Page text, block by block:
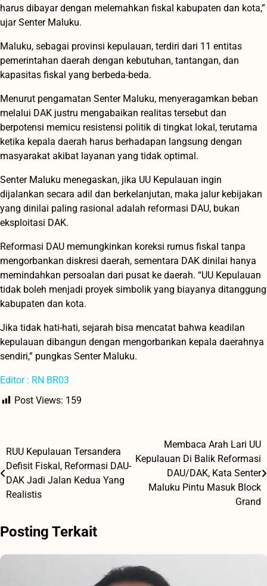
harus dibayar dengan melemahkan fiskal kabupaten dan kota,”
ujar Senter Maluku.
Maluku, sebagai provinsi kepulauan, terdiri dari 11 entitas
pemerintahan daerah dengan kebutuhan, tantangan, dan
kapasitas fiskal yang berbeda-beda.
Menurut pengamatan Senter Maluku, menyeragamkan beban
melalui DAK justru mengabaikan realitas tersebut dan
berpotensi memicu resistensi politik di tingkat lokal, terutama
ketika kepala daerah harus berhadapan langsung dengan
masyarakat akibat layanan yang tidak optimal.
Senter Maluku menegaskan, jika UU Kepulauan ingin
dijalankan secara adil dan berkelanjutan, maka jalur kebijakan
yang dinilai paling rasional adalah reformasi DAU, bukan
eksploitasi DAK.
Reformasi DAU memungkinkan koreksi rumus fiskal tanpa
mengorbankan diskresi daerah, sementara DAK dinilai hanya
memindahkan persoalan dari pusat ke daerah. “UU Kepulauan
tidak boleh menjadi proyek simbolik yang biayanya ditanggung
kabupaten dan kota.
Jika tidak hati-hati, sejarah bisa mencatat bahwa keadilan
kepulauan dibangun dengan mengorbankan kepala daerahnya
sendiri,” pungkas Senter Maluku.
Editor : RN BR03
Post Views: 159
Navigasi
pos
RUU Kepulauan Tersandera
Defisit Fiskal, Reformasi DAU-
DAK Jadi Jalan Kedua Yang
Realistis
Membaca Arah Lari UU
Kepulauan Di Balik Reformasi
DAU/DAK, Kata Senter
Maluku Pintu Masuk Block
Grand
Posting Terkait